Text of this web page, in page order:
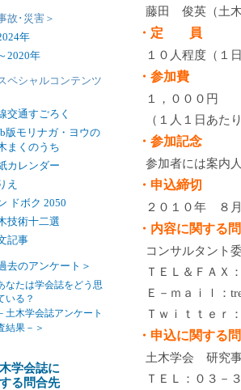
故･災害＞
年
2020年
ペシャルコンテンツ
交通すごろく
版モリナガ・ヨウの
まくのうち
カレンダー
え
ドボク 2050
技術十二選
記事
去のアンケート＞
なたは学会誌をどう思
いる？
土木学会誌アンケート
結果－＞
学会誌に
る問合先
藤田 俊英（土木
・定 員
１０人程度（１
・参加費
１，０００円
（１人１日あた
・参加記念
参加者には案内
・申込締切
２０１０年 ８
・内容に関する
コンサルタン
ＴＥＬ＆ＦＡＸ
Ｅ－ｍａｉｌ：
Ｔｗｉｔｔｅｒ
・申込に関する
土木学会 研究
ＴＥＬ：０３－